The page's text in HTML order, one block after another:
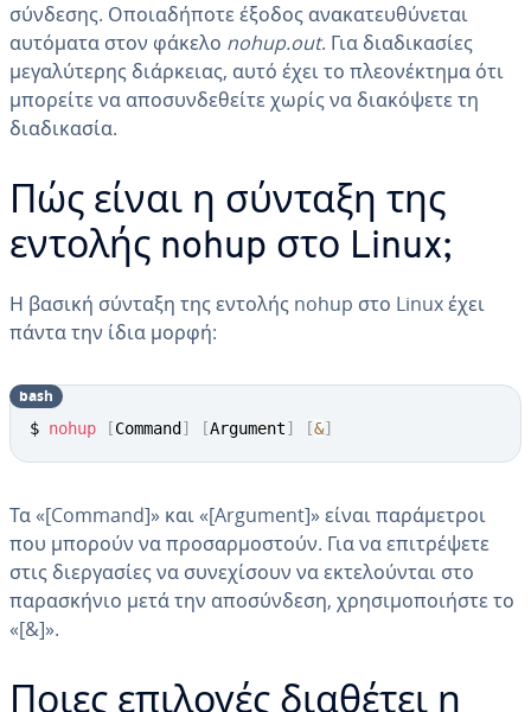
σύνδεσης. Οποιαδήποτε έξοδος ανακατευθύνεται
αυτόματα στον φάκελο nohup.out. Για διαδικασίες
μεγαλύτερης διάρκειας, αυτό έχει το πλεονέκτημα ότι
μπορείτε να αποσυνδεθείτε χωρίς να διακόψετε τη
διαδικασία.
Πώς είναι η σύνταξη της
εντολής nohup στο Linux;
Η βασική σύνταξη της εντολής nohup στο Linux έχει
πάντα την ίδια μορφή:
$ nohup [Command ] [Argument] [&]
bash
Τα «[Command]» και «[Argument]» είναι παράμετροι
που μπορούν να προσαρμοστούν. Για να επιτρέψετε
στις διεργασίες να συνεχίσουν να εκτελούνται στο
παρασκήνιο μετά την αποσύνδεση, χρησιμοποιήστε το
«[&]».
Ποιες επιλογές διαθέτει η